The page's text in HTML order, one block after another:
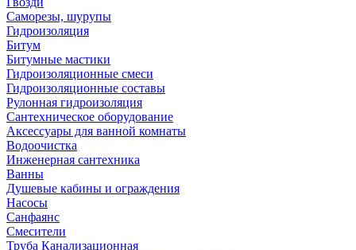
Саморезы, шурупы
Гидроизоляция
Битум
Битумные мастики
Гидроизоляционные смеси
Гидроизоляционные составы
Рулонная гидроизоляция
Сантехническое оборудование
Аксессуары для ванной комнаты
Водоочистка
Инженерная сантехника
Ванны
Душевые кабины и ограждения
Насосы
Санфаянс
Смесители
Труба Канализационная